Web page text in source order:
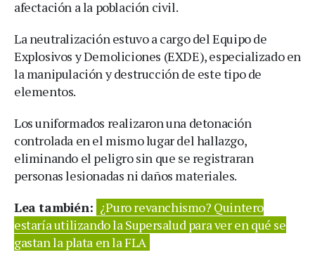
afectación a la población civil.
La neutralización estuvo a cargo del Equipo de
Explosivos y Demoliciones (EXDE), especializado en
la manipulación y destrucción de este tipo de
elementos.
Los uniformados realizaron una detonación
controlada en el mismo lugar del hallazgo,
eliminando el peligro sin que se registraran
personas lesionadas ni daños materiales.
Lea también: ¿Puro revanchismo? Quintero
estaría utilizando la Supersalud para ver en qué se
gastan la plata en la FLA